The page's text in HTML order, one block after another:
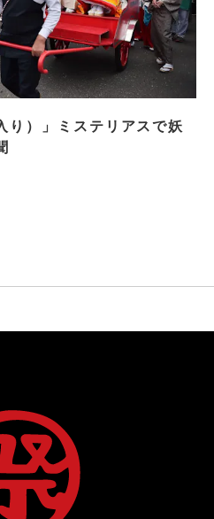
り）」ミステリアスで妖